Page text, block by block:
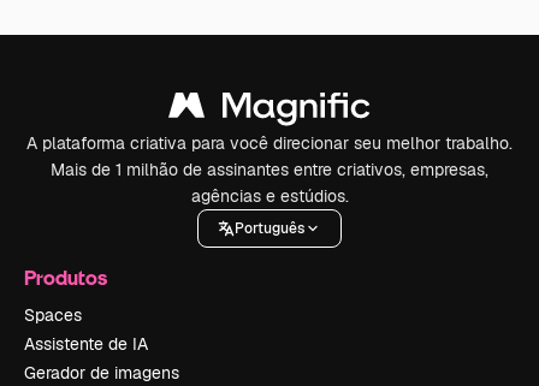
A plataforma criativa para você direcionar seu melhor trabalho.
Mais de 1 milhão de assinantes entre criativos, empresas,
agências e estúdios.
Português
Produtos
Spaces
Assistente de IA
Gerador de imagens